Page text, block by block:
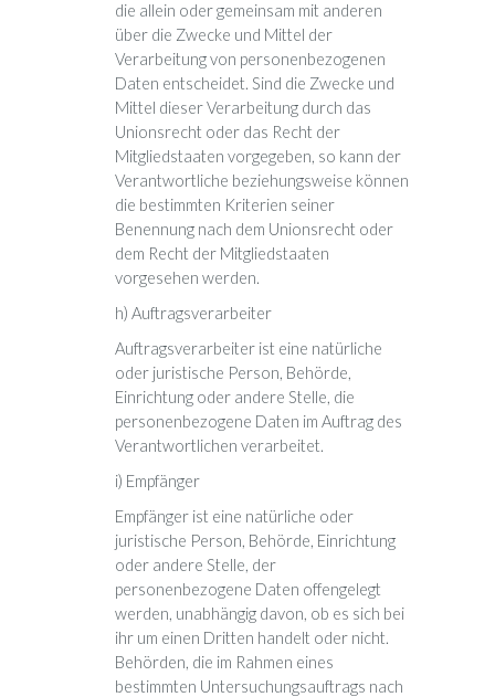
die allein oder gemeinsam mit anderen
über die Zwecke und Mittel der
Verarbeitung von personenbezogenen
Daten entscheidet. Sind die Zwecke und
Mittel dieser Verarbeitung durch das
Unionsrecht oder das Recht der
Mitgliedstaaten vorgegeben, so kann der
Verantwortliche beziehungsweise können
die bestimmten Kriterien seiner
Benennung nach dem Unionsrecht oder
dem Recht der Mitgliedstaaten
vorgesehen werden.
h) Auftragsverarbeiter
Auftragsverarbeiter ist eine natürliche
oder juristische Person, Behörde,
Einrichtung oder andere Stelle, die
personenbezogene Daten im Auftrag des
Verantwortlichen verarbeitet.
i) Empfänger
Empfänger ist eine natürliche oder
juristische Person, Behörde, Einrichtung
oder andere Stelle, der
personenbezogene Daten offengelegt
werden, unabhängig davon, ob es sich bei
ihr um einen Dritten handelt oder nicht.
Behörden, die im Rahmen eines
bestimmten Untersuchungsauftrags nach